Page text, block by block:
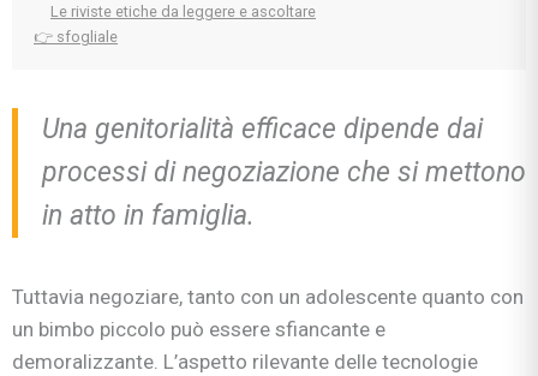
Le riviste etiche da leggere e ascoltare
👉 sfogliale
Una genitorialità efficace dipende dai
processi di negoziazione che si mettono
in atto in famiglia.
Tuttavia negoziare, tanto con un adolescente quanto con
un bimbo piccolo può essere sfiancante e
demoralizzante. L’aspetto rilevante delle tecnologie